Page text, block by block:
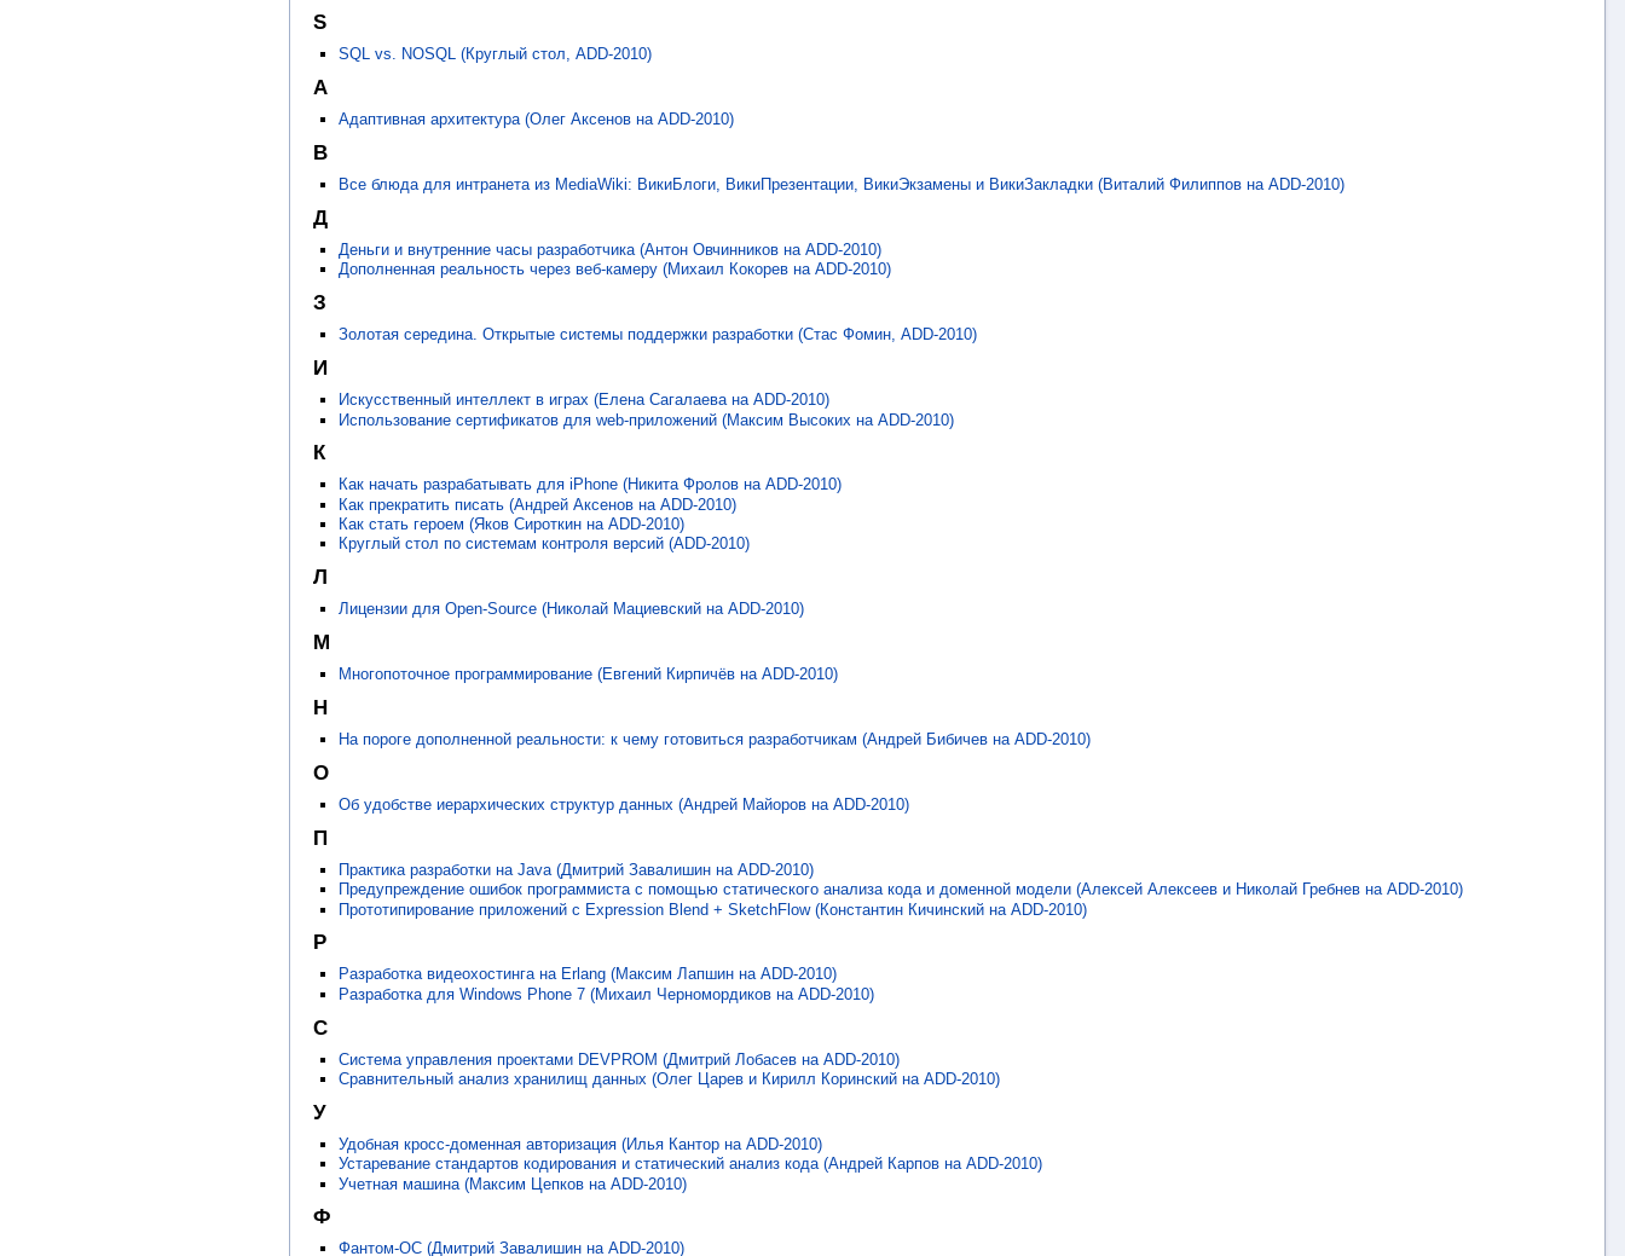
S
SQL vs. NOSQL (Круглый стол, ADD-2010)
А
Адаптивная архитектура (Олег Аксенов на ADD-2010)
В
Все блюда для интранета из MediaWiki: ВикиБлоги, ВикиПрезентации, ВикиЭкзамены и ВикиЗакладки (Виталий Филиппов на ADD-2010)
Д
Деньги и внутренние часы разработчика (Антон Овчинников на ADD-2010)
Дополненная реальность через веб-камеру (Михаил Кокорев на ADD-2010)
З
Золотая середина. Открытые системы поддержки разработки (Стас Фомин, ADD-2010)
И
Искусственный интеллект в играх (Елена Сагалаева на ADD-2010)
Использование сертификатов для web-приложений (Максим Высоких на ADD-2010)
К
Как начать разрабатывать для iPhone (Никита Фролов на ADD-2010)
Как прекратить писать (Андрей Аксенов на ADD-2010)
Как стать героем (Яков Сироткин на ADD-2010)
Круглый стол по системам контроля версий (ADD-2010)
Л
Лицензии для Open-Source (Николай Мациевский на ADD-2010)
М
Многопоточное программирование (Евгений Кирпичёв на ADD-2010)
Н
На пороге дополненной реальности: к чему готовиться разработчикам (Андрей Бибичев на ADD-2010)
О
Об удобстве иерархических структур данных (Андрей Майоров на ADD-2010)
П
Практика разработки на Java (Дмитрий Завалишин на ADD-2010)
Предупреждение ошибок программиста с помощью статического анализа кода и доменной модели (Алексей Алексеев и Николай Гребнев на ADD-2010)
Прототипирование приложений с Expression Blend + SketchFlow (Константин Кичинский на ADD-2010)
Р
Разработка видеохостинга на Erlang (Максим Лапшин на ADD-2010)
Разработка для Windows Phone 7 (Михаил Черномордиков на ADD-2010)
С
Система управления проектами DEVPROM (Дмитрий Лобасев на ADD-2010)
Сравнительный анализ хранилищ данных (Олег Царев и Кирилл Коринский на ADD-2010)
У
Удобная кросс-доменная авторизация (Илья Кантор на ADD-2010)
Устаревание стандартов кодирования и статический анализ кода (Андрей Карпов на ADD-2010)
Учетная машина (Максим Цепков на ADD-2010)
Ф
Фантом-ОС (Дмитрий Завалишин на ADD-2010)